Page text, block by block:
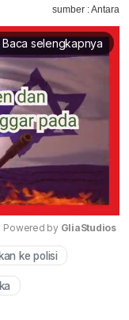
sumber : Antara
Baca selengkapnya
Mute
Powered by GliaStudios
ke polisi